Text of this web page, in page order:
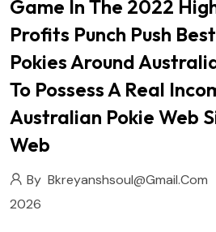
Game In The 2022
Profits Punch Push
Pokies Around
To Possess A Real
Australian Pokie Web
Web
By Bkreyanshsoul@gmail.com
2026